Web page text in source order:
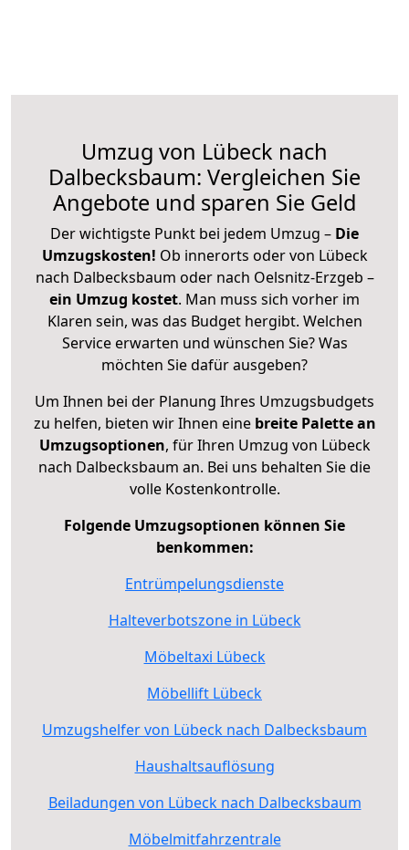
Umzug von Lübeck nach
Dalbecksbaum: Vergleichen Sie
Angebote und sparen Sie Geld
Der wichtigste Punkt bei jedem Umzug – Die
Umzugskosten! Ob innerorts oder von Lübeck
nach Dalbecksbaum oder nach Oelsnitz-Erzgeb –
ein Umzug kostet. Man muss sich vorher im
Klaren sein, was das Budget hergibt. Welchen
Service erwarten und wünschen Sie? Was
möchten Sie dafür ausgeben?
Um Ihnen bei der Planung Ihres Umzugsbudgets
zu helfen, bieten wir Ihnen eine breite Palette an
Umzugsoptionen, für Ihren Umzug von Lübeck
nach Dalbecksbaum an. Bei uns behalten Sie die
volle Kostenkontrolle.
Folgende Umzugsoptionen können Sie
benkommen:
Entrümpelungsdienste
Halteverbotszone in Lübeck
Möbeltaxi Lübeck
Möbellift Lübeck
Umzugshelfer von Lübeck nach Dalbecksbaum
Haushaltsauflösung
Beiladungen von Lübeck nach Dalbecksbaum
Möbelmitfahrzentrale